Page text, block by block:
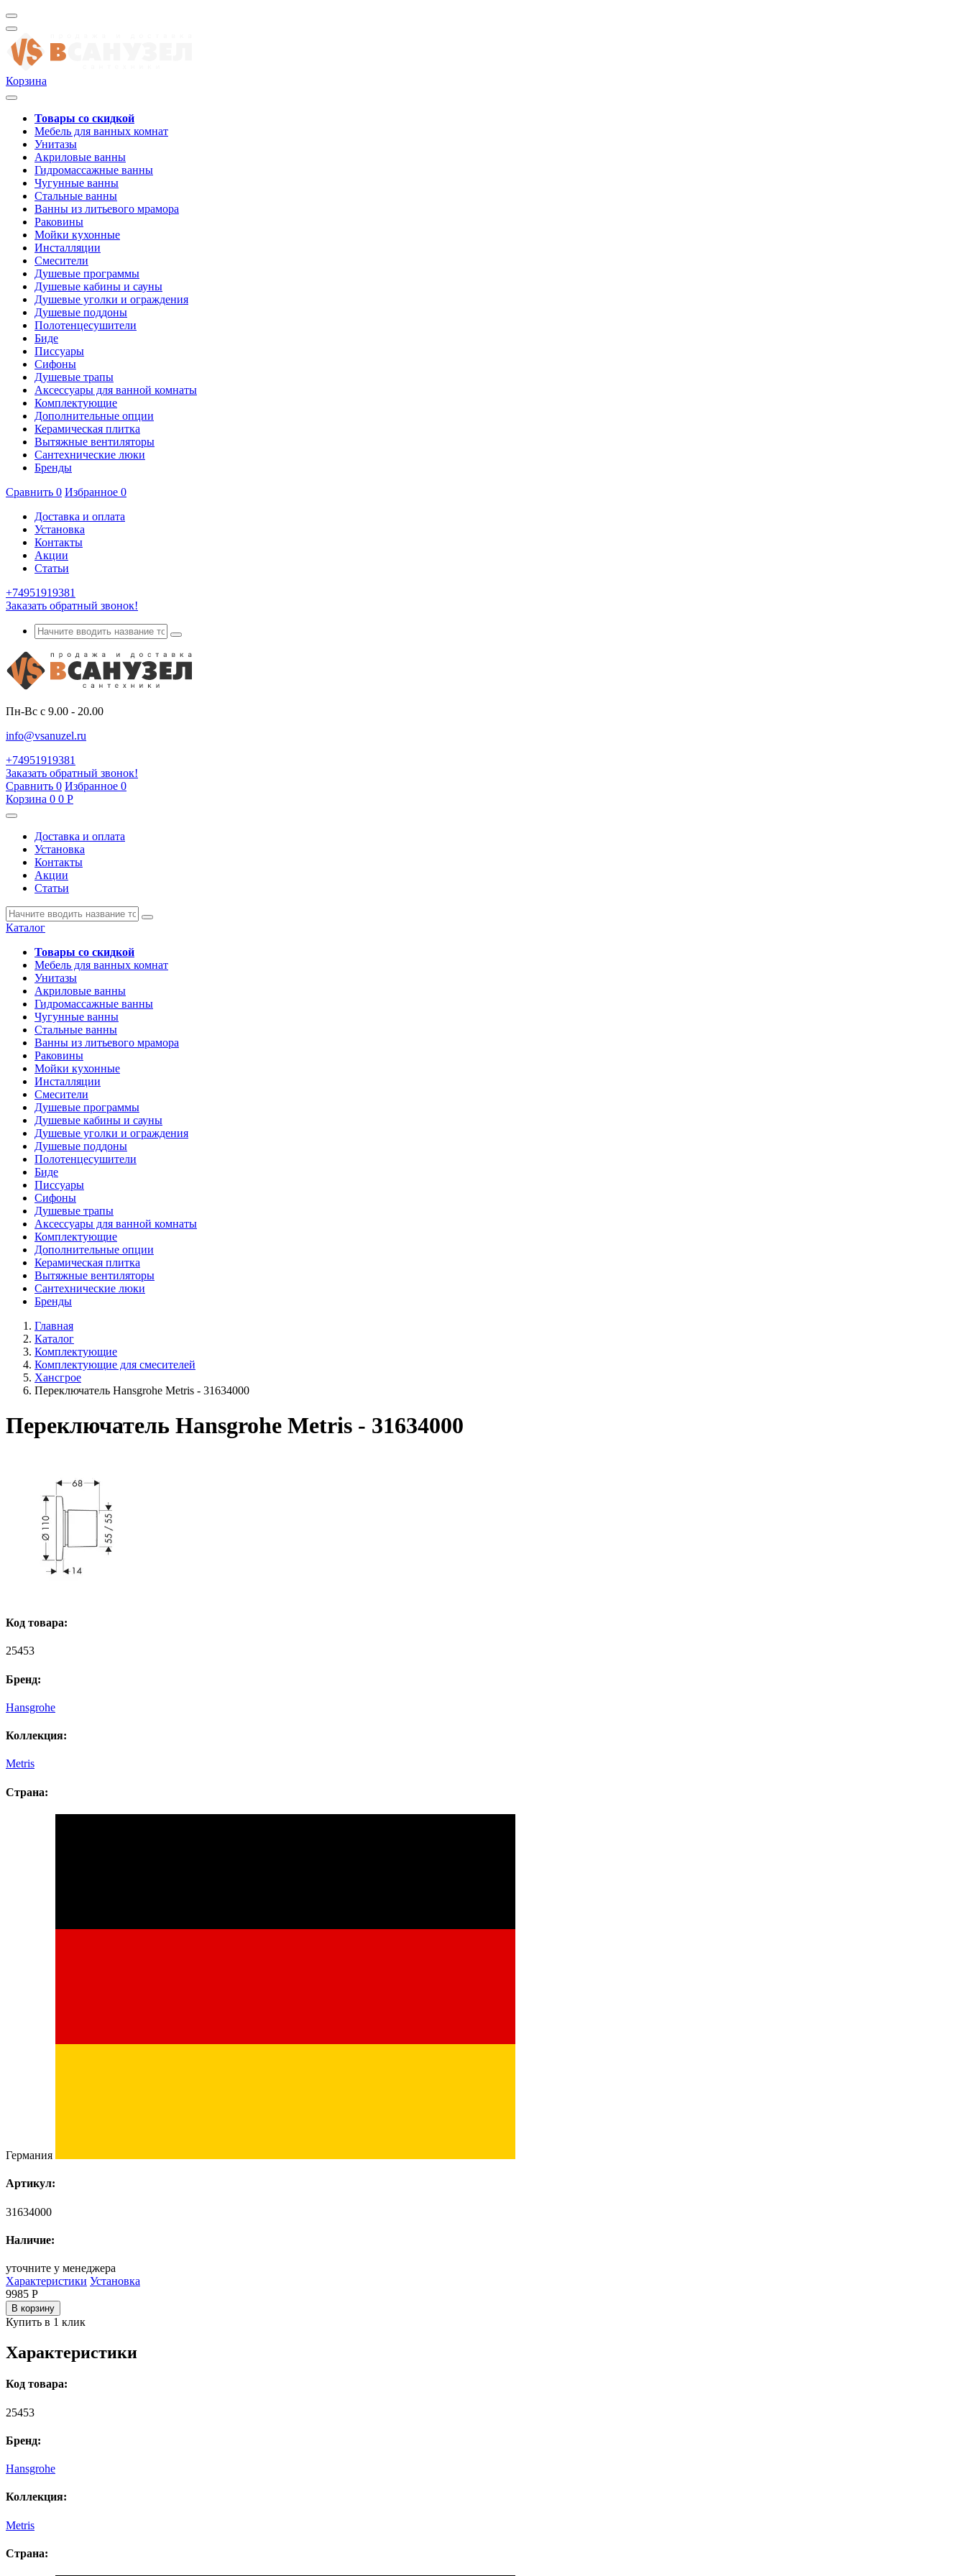
Корзина
Товары со скидкой
Мебель для ванных комнат
Унитазы
Акриловые ванны
Гидромассажные ванны
Чугунные ванны
Стальные ванны
Ванны из литьевого мрамора
Раковины
Мойки кухонные
Инсталляции
Смесители
Душевые программы
Душевые кабины и сауны
Душевые уголки и ограждения
Душевые поддоны
Полотенцесушители
Биде
Писсуары
Сифоны
Душевые трапы
Аксессуары для ванной комнаты
Комплектующие
Дополнительные опции
Керамическая плитка
Вытяжные вентиляторы
Сантехнические люки
Бренды
Сравнить 0 Избранное 0
Доставка и оплата
Установка
Контакты
Акции
Статьи
+74951919381
Заказать обратный звонок!
Пн-Вс с 9.00 - 20.00
info@vsanuzel.ru
+74951919381
Заказать обратный звонок!
Сравнить 0 Избранное 0
Корзина 0 0 Р
Доставка и оплата
Установка
Контакты
Акции
Статьи
Каталог
Товары со скидкой
Мебель для ванных комнат
Унитазы
Акриловые ванны
Гидромассажные ванны
Чугунные ванны
Стальные ванны
Ванны из литьевого мрамора
Раковины
Мойки кухонные
Инсталляции
Смесители
Душевые программы
Душевые кабины и сауны
Душевые уголки и ограждения
Душевые поддоны
Полотенцесушители
Биде
Писсуары
Сифоны
Душевые трапы
Аксессуары для ванной комнаты
Комплектующие
Дополнительные опции
Керамическая плитка
Вытяжные вентиляторы
Сантехнические люки
Бренды
Главная
Каталог
Комплектующие
Комплектующие для смесителей
Хансгрое
Переключатель Hansgrohe Metris - 31634000
Переключатель Hansgrohe Metris - 31634000
Код товара:
25453
Бренд:
Hansgrohe
Коллекция:
Metris
Страна:
Германия
Артикул:
31634000
Наличие:
уточните у менеджера
Характеристики Установка
9985 Р
В корзину
Купить в 1 клик
Характеристики
Код товара:
25453
Бренд:
Hansgrohe
Коллекция:
Metris
Страна: